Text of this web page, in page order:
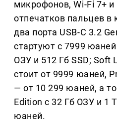
микрофонов, Wi-Fi 7+
отпечатков пальцев в
два порта USB-C 3.2
стартуют с 7999
ОЗУ и 512 Гб SSD; Soft
стоит от 9999 юаней,
— от 10 299 юаней, а
Edition с 32 Гб ОЗУ и 1
юаней.